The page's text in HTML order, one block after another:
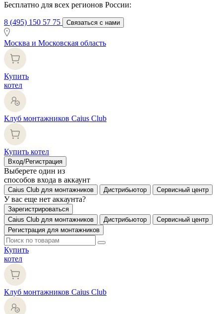
Бесплатно для всех регионов России:
8 (495) 150 57 75 Связаться с нами
Москва и Московская область
Купить
котел
Клуб монтажников Caius Club
Купить котел
Вход/Регистрация
Выберете один из
способов входа в аккаунт
Caius Club для монтажников Дистрибьютор Сервисный центр
У вас еще нет аккаунта?
Зарегистрироваться
Caius Club для монтажников
Дистрибьютор
Сервисный центр
Регистрация для монтажников
Купить
котел
Клуб монтажников Caius Club